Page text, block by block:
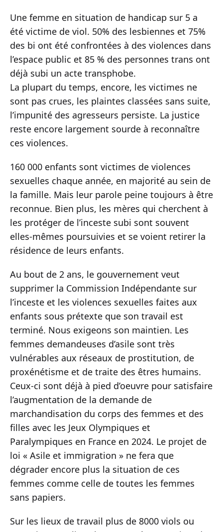
Une femme en situation de handicap sur 5 a
été victime de viol. 50% des lesbiennes et 75%
des bi ont été confrontées à des violences dans
l’espace public et 85 % des personnes trans ont
déjà subi un acte transphobe.
La plupart du temps, encore, les victimes ne
sont pas crues, les plaintes classées sans suite,
l’impunité des agresseurs persiste. La justice
reste encore largement sourde à reconnaître
ces violences.
160 000 enfants sont victimes de violences
sexuelles chaque année, en majorité au sein de
la famille. Mais leur parole peine toujours à être
reconnue. Bien plus, les mères qui cherchent à
les protéger de l’inceste subi sont souvent
elles-mêmes poursuivies et se voient retirer la
résidence de leurs enfants.
Au bout de 2 ans, le gouvernement veut
supprimer la Commission Indépendante sur
l’inceste et les violences sexuelles faites aux
enfants sous prétexte que son travail est
terminé. Nous exigeons son maintien. Les
femmes demandeuses d’asile sont très
vulnérables aux réseaux de prostitution, de
proxénétisme et de traite des êtres humains.
Ceux-ci sont déjà à pied d’oeuvre pour satisfaire
l’augmentation de la demande de
marchandisation du corps des femmes et des
filles avec les Jeux Olympiques et
Paralympiques en France en 2024. Le projet de
loi « Asile et immigration » ne fera que
dégrader encore plus la situation de ces
femmes comme celle de toutes les femmes
sans papiers.
Sur les lieux de travail plus de 8000 viols ou